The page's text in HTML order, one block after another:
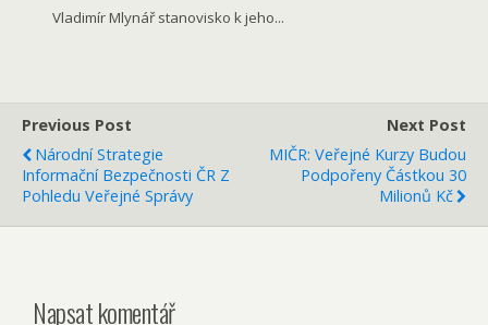
Vladimír Mlynář stanovisko k jeho...
Previous Post
Národní Strategie
Informační Bezpečnosti ČR Z
Pohledu Veřejné Správy
Next Post
MIČR: Veřejné Kurzy Budou
Podpořeny Částkou 30
Milionů Kč
Napsat komentář